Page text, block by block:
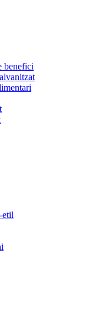
benefici
etil